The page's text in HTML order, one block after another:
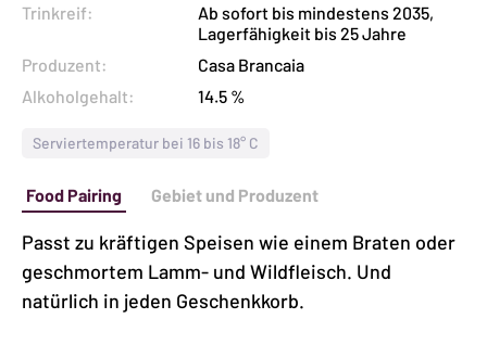
Trinkreif:
Ab sofort bis mindestens 2035,
Lagerfähigkeit bis 25 Jahre
Produzent:
Casa Brancaia
Alkoholgehalt:
14.5 %
Serviertemperatur bei 16 bis 18° C
Food Pairing Gebiet und Produzent
Passt zu kräftigen Speisen wie einem Braten oder
geschmortem Lamm- und Wildfleisch. Und
natürlich in jeden Geschenkkorb.